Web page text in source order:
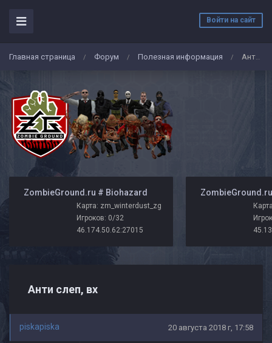
Войти на сайт
Главная страница / Форум / Полезная информация / Анти слеп, вх
️ ZombieGround.ru # Biohazard
Карта: zm_winterdust_zg
Игроков: 0/32
46.174.50.62:27015
Анти слеп, вх
piskapiska 20 августа 2018 г, 17:58